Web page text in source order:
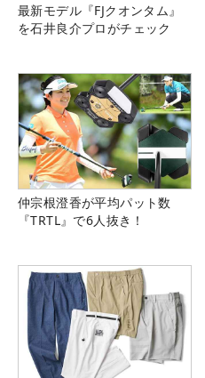
最新モデル『FJクオンタム』
を石井良介プロがチェック
仲宗根澄香が平均パット数
『TRTL』で6人抜き！